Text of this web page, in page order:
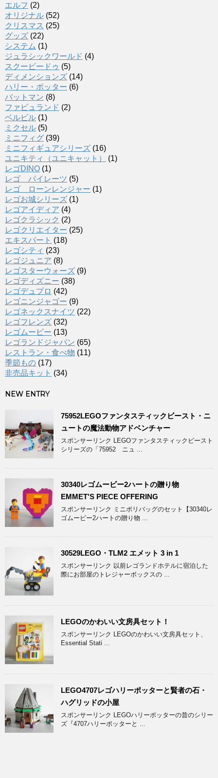
エルフ (2)
オリジナル (52)
クリスマス (25)
グッズ (22)
システム (1)
ジュラシックワールド (4)
スクービードゥ (5)
ディメンションズ (14)
ハリー・ポッター (6)
バットマン (8)
ファビュランド (2)
ベルビル (1)
ミクセル (5)
ミニフィグ (39)
ミニフィギュアシリーズ (16)
ユニキティ（ユニキャット）
(1)
レゴDINO (1)
レゴ パイレーツ (5)
レゴ ローンレンジャー (1)
レゴお城シリーズ (1)
レゴアイディア (4)
レゴクラシック (2)
レゴクリエイター (25)
エキスパート (18)
レゴシティ (23)
レゴジュニア (8)
レゴスターウォーズ (9)
レゴディズニー (38)
レゴデュプロ (42)
レゴニンジャゴー (9)
レゴネックスナイツ (22)
レゴフレンズ (32)
レゴムービー (13)
レゴランドジャパン (65)
レストラン・食べ物 (11)
季節もの (17)
非売品キット (34)
NEW ENTRY
75952LEGOファンタスティックビースト・ニ
ュートの魔法動物アドベンチャー
スポンサーリンク LEGOファンタスティックビースト
シリーズの「75952 ニュ ...
30340レゴムービー2ハートの贈り物
EMMET'S PIECE OFFERING
スポンサーリンク ミニポリバッグのセット【30340レ
ゴムービー2ハートの贈り物 ...
30529LEGO・TLM2 エメット 3 in 1
スポンサーリンク 以前レゴランドホテルに宿泊した
際にお部屋のトレジャーボックスの ...
LEGOのかわいい文房具セット！
スポンサーリンク LEGOのかわいい文房具セット、
Essential Stati ...
LEGO4707レゴハリーポッターと賢者の石・
ハグリッドの小屋
スポンサーリンク LEGOハリーポッターの昔のシリー
ズ『4707ハリーポッターと ...